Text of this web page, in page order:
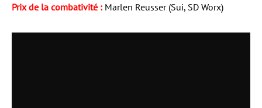
Prix de la combativité : Marlen Reusser (Sui, SD Worx)